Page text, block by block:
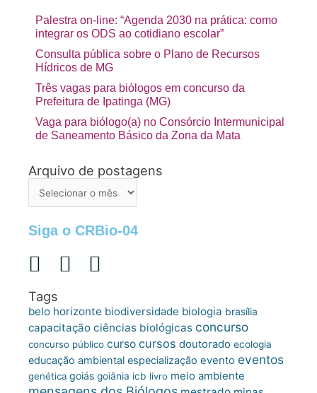
Palestra on-line: “Agenda 2030 na prática: como
integrar os ODS ao cotidiano escolar”
Consulta pública sobre o Plano de Recursos
Hídricos de MG
Três vagas para biólogos em concurso da
Prefeitura de Ipatinga (MG)
Vaga para biólogo(a) no Consórcio Intermunicipal
de Saneamento Básico da Zona da Mata
Arquivo de postagens
Arquivo
Siga o CRBio-04
Tags
belo horizonte biodiversidade biologia brasília
capacitação ciências biológicas concurso
concurso público curso cursos doutorado ecologia
educação ambiental especialização evento eventos
genética goiás goiânia icb livro meio ambiente